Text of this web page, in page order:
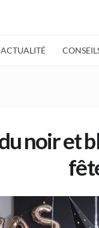
ACTUALITÉ
noir et